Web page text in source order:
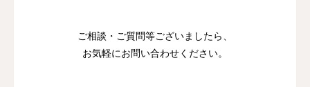
ご相談・ご質問等ございましたら、
お気軽にお問い合わせください。